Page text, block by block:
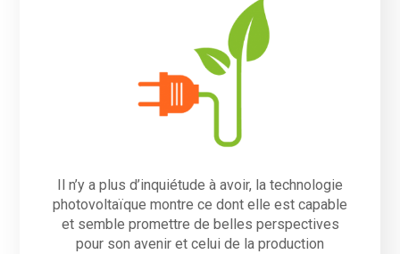
Il n’y a plus d’inquiétude à avoir, la technologie
photovoltaïque montre ce dont elle est capable
et semble promettre de belles perspectives
pour son avenir et celui de la production